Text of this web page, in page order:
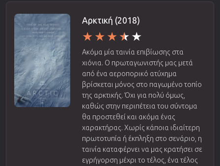
Αρκτική (2018)
Ακόμα μία ταινία επιβίωσης στα
χιόνια. Ο πρωταγωνιστής μας μετά
από ένα αεροπορικό ατύχημα
βρίσκεται μόνος στο παγωμένο τοπίο
της αρκτικής. Όχι για πολύ όμως,
καθώς στην περιπέτεια του σύντομα
θα προστεθεί και ακόμα ένας
χαρακτήρας. Χωρίς κάποια ιδιαίτερη
πρωτοτυπία ή έκπληξη στο σενάριο, η
ταινία καταφέρνει να μας κρατήσει σε
εγρήγορση μέχρι το τέλος, ένα τέλος